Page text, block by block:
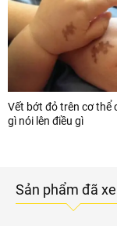
Vết bớt đỏ trên cơ thể
gì nói lên điều gì
Sản phẩm đã